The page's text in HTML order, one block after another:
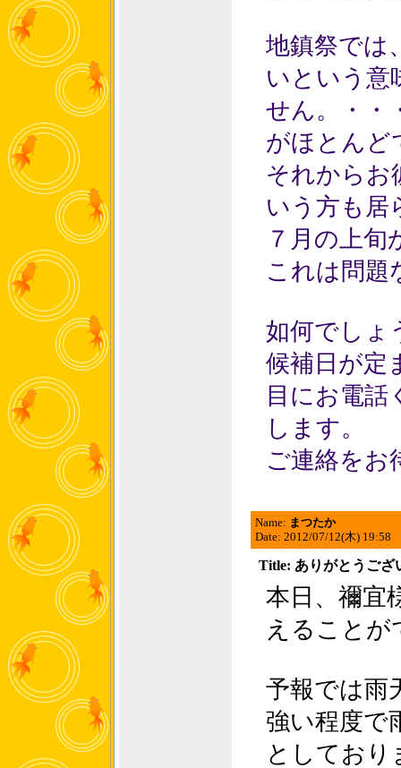
地鎮祭では
いという意
せん。・・
がほとんど
それからお
いう方も居
７月の上
これは問題
如何でしょ
候補日が定
目にお電話
します。
ご連絡をお
Name: まつたか
Date: 2012/07/12(木) 19:58
Title: ありがとうござ
本日、禰宜
えることが
予報では雨
強い程度で
としており